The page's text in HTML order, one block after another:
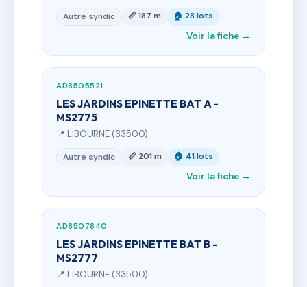
Autre syndic 📏 187 m 🏠 28 lots
Voir la fiche →
AD8505521
LES JARDINS EPINETTE BAT A -
MS2775
📍 LIBOURNE (33500)
Autre syndic 📏 201 m 🏠 41 lots
Voir la fiche →
AD8507840
LES JARDINS EPINETTE BAT B -
MS2777
📍 LIBOURNE (33500)